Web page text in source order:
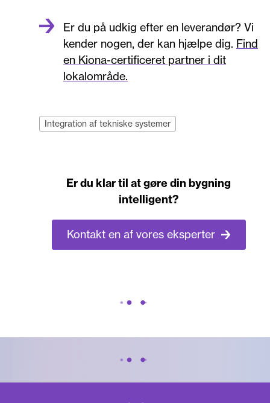
Er du på udkig efter en leverandør? Vi
kender nogen, der kan hjælpe dig. Find
en Kiona-certificeret partner i dit
lokalområde.
Integration af tekniske systemer
Er du klar til at gøre din bygning
intelligent?
Kontakt en af vores eksperter